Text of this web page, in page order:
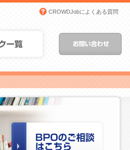
CROWDJobによくある質問
ングネットワークCROWDJobトップ
クラウドソーシング案件一覧